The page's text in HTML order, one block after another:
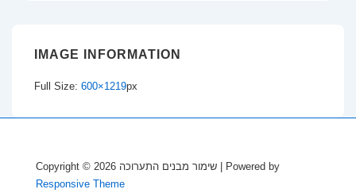
IMAGE INFORMATION
Full Size: 600×1219px
Copyright © 2026
| Powered by
Responsive Theme